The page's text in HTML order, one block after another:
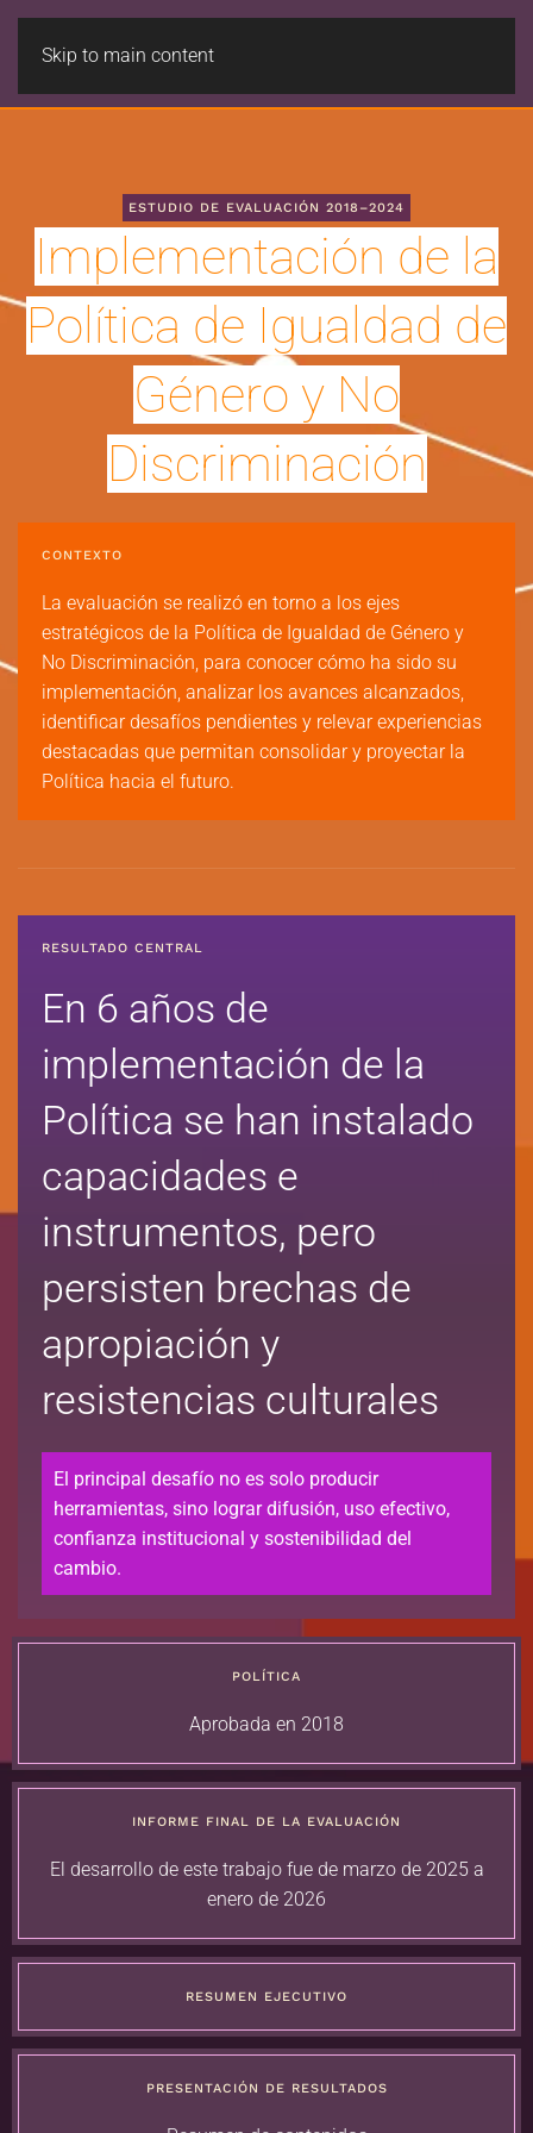
Skip to main content
ESTUDIO DE EVALUACIÓN 2018–2024
Implementación de la
Política de Igualdad de
Género y No
Discriminación
CONTEXTO
La evaluación se realizó en torno a los ejes
estratégicos de la Política de Igualdad de Género y
No Discriminación, para conocer cómo ha sido su
implementación, analizar los avances alcanzados,
identificar desafíos pendientes y relevar experiencias
destacadas que permitan consolidar y proyectar la
Política hacia el futuro.
RESULTADO CENTRAL
En 6 años de
implementación de la
Política se han instalado
capacidades e
instrumentos, pero
persisten brechas de
apropiación y
resistencias culturales
El principal desafío no es solo producir
herramientas, sino lograr difusión, uso efectivo,
confianza institucional y sostenibilidad del
cambio.
POLÍTICA
Aprobada en 2018
INFORME FINAL DE LA EVALUACIÓN
El desarrollo de este trabajo fue de marzo de 2025 a
enero de 2026
RESUMEN EJECUTIVO
PRESENTACIÓN DE RESULTADOS